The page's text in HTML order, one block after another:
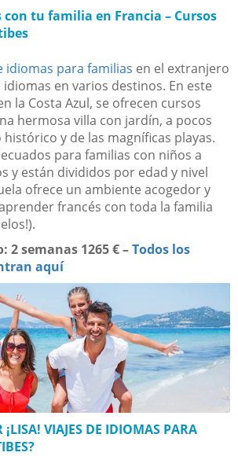
tu familia en Francia – Cursos
idiomas para familias en el extranjero
en varios destinos. En este
la Costa Azul, se ofrecen cursos
hermosa villa con jardín, a pocos
y de las magníficas playas.
para familias con niños a
y están divididos por edad y nivel
ofrece un ambiente acogedor y
francés con toda la familia
2 semanas 1265 € –Todos los
aquí
¡LISA! VIAJES DE IDIOMAS PARA